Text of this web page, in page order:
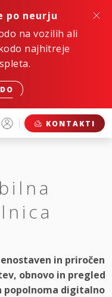
po neurju
na vozilih ali
najhitreje
KONTAKTI
in priročen
obnovo in pregled
popolnoma digitalno